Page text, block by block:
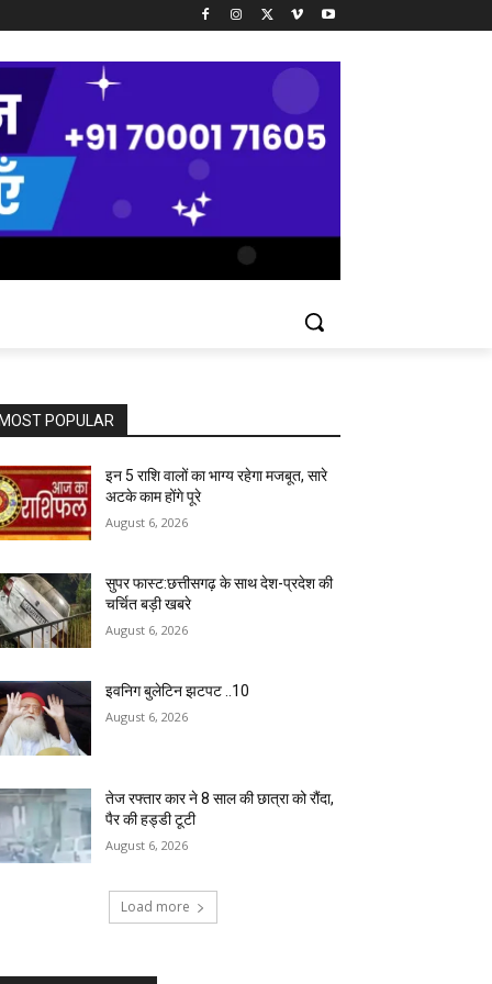
MOST POPULAR
इन 5 राशि वालों का भाग्य रहेगा मजबूत, सारे
अटके काम होंगे पूरे
August 6, 2026
सुपर फास्ट:छत्तीसगढ़ के साथ देश-प्रदेश की
चर्चित बड़ी खबरे
August 6, 2026
इवनिग बुलेटिन झटपट ..10
August 6, 2026
तेज रफ्तार कार ने 8 साल की छात्रा को रौंदा,
पैर की हड्डी टूटी
August 6, 2026
Load more